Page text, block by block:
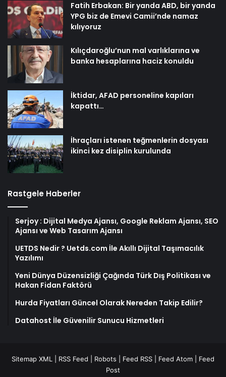
Fatih Erbakan: Bir yanda ABD, bir yanda
YPG biz de Emevi Camii’nde namaz
kılıyoruz
Kılıçdaroğlu’nun mal varlıklarına ve
banka hesaplarına haciz konuldu
İktidar, AFAD personeline kapıları
kapattı…
İhraçları istenen teğmenlerin dosyası
ikinci kez disiplin kurulunda
Rastgele Haberler
Serjoy : Dijital Medya Ajansı, Google Reklam Ajansı, SEO
Ajansı ve Web Tasarım Ajansı
UETDS Nedir ? Uetds.com İle Akıllı Dijital Taşımacılık
Yazılımı
Yeni Dünya Düzensizliği Çağında Türk Dış Politikası ve
Hakan Fidan Faktörü
Hurda Fiyatları Güncel Olarak Nereden Takip Edilir?
Datahost İle Güvenilir Sunucu Hizmetleri
Sitemap XML RSS Feed Robots Feed RSS Feed Atom
Feed
Post